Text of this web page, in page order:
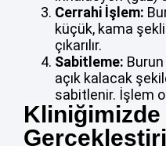
Cerrahi İşlem:
küçük, kama
çıkarılır.
Sabitleme:
açık kalacak
sabitlenir. İşlem
Kliniğimizde